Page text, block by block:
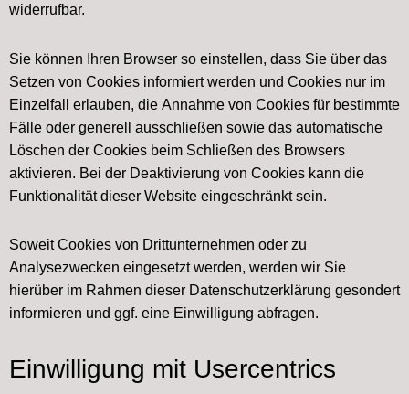
widerrufbar.
Sie können Ihren Browser so einstellen, dass Sie über das
Setzen von Cookies informiert werden und Cookies nur im
Einzelfall erlauben, die Annahme von Cookies für bestimmte
Fälle oder generell ausschließen sowie das automatische
Löschen der Cookies beim Schließen des Browsers
aktivieren. Bei der Deaktivierung von Cookies kann die
Funktionalität dieser Website eingeschränkt sein.
Soweit Cookies von Drittunternehmen oder zu
Analysezwecken eingesetzt werden, werden wir Sie
hierüber im Rahmen dieser Datenschutzerklärung gesondert
informieren und ggf. eine Einwilligung abfragen.
Einwilligung mit Usercentrics